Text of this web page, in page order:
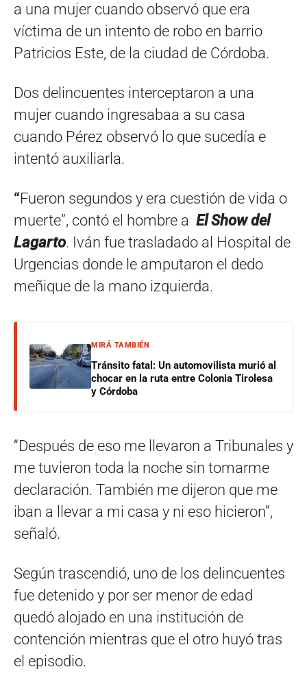
a una mujer cuando observó que era
víctima de un intento de robo en barrio
Patricios Este, de la ciudad de Córdoba.
Dos delincuentes interceptaron a una
mujer cuando ingresabaa a su casa
cuando Pérez observó lo que sucedía e
intentó auxiliarla.
“Fueron segundos y era cuestión de vida o
muerte”, contó el hombre a El Show del
Lagarto. Iván fue trasladado al Hospital de
Urgencias donde le amputaron el dedo
meñique de la mano izquierda.
MIRÁ TAMBIÉN
Tránsito fatal: Un automovilista murió al
chocar en la ruta entre Colonia Tirolesa
y Córdoba
“Después de eso me llevaron a Tribunales y
me tuvieron toda la noche sin tomarme
declaración. También me dijeron que me
iban a llevar a mi casa y ni eso hicieron”,
señaló.
Según trascendió, uno de los delincuentes
fue detenido y por ser menor de edad
quedó alojado en una institución de
contención mientras que el otro huyó tras
el episodio.